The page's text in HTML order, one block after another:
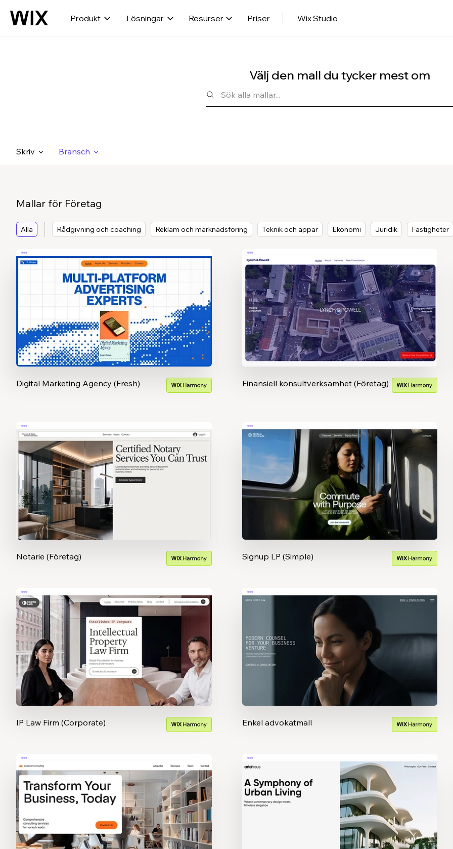
Produkt Lösningar Resurser Priser Wix Studio
Välj den mall du tycker mest om
Skriv Bransch
Mallar för Företag
Alla Rådgivning och coaching Reklam och marknadsföring Teknik och appar Ekonomi Juridik Fastigheter
Digital Marketing Agency (Fresh) Finansiell konsultverksamhet (Företag)
Notarie (Företag) Signup LP (Simple)
IP Law Firm (Corporate) Enkel advokatmall